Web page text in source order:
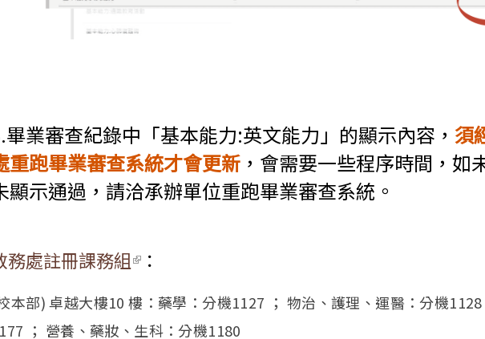
畢業審查紀錄中「基本能力:英文能力」的顯示內容， 須
重跑畢業審查系統才會更新 ，會需要一些程序時間，如
顯示通過，請洽承辦單位重跑畢業審查系統。
務處註冊課務組(link is external)
：
本部) 卓越大樓10 樓：藥學：分機1127 ； 物治、護理、運醫：分機
； 營養、藥妝、生科：分機1180